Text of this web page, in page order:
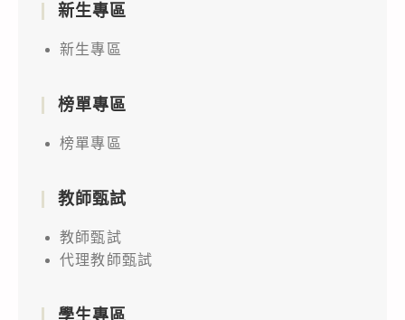
新生專區
新生專區
榜單專區
榜單專區
教師甄試
教師甄試
代理教師甄試
學生專區